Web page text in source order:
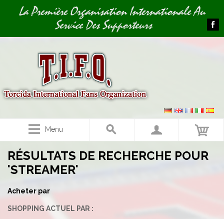
Image 01La Première Organisation Internationale Au
Service Des Supporteurs
Menu
RÉSULTATS DE RECHERCHE POUR
'STREAMER'
Acheter par
SHOPPING ACTUEL PAR :